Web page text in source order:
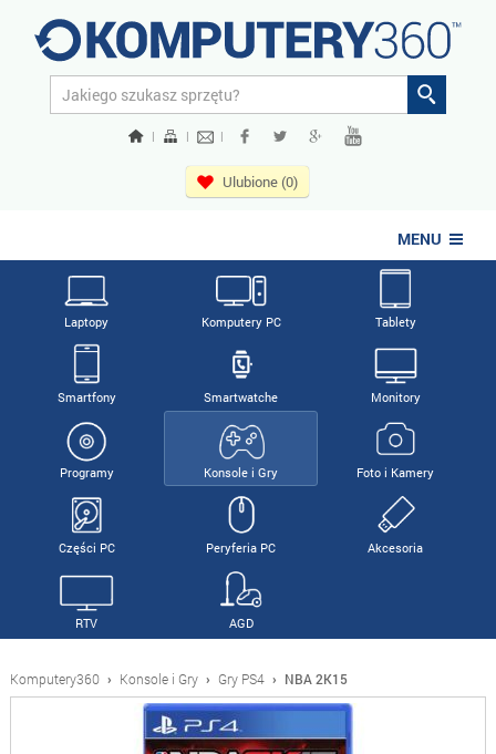
| | |
Ulubione (0)
MENU
Laptopy Komputery PC Tablety
Smartfony Smartwatche Monitory
Programy Konsole i Gry Foto i Kamery
Części PC Peryferia PC Akcesoria
RTV AGD
Komputery360 › Konsole i Gry › Gry PS4 › NBA 2K15